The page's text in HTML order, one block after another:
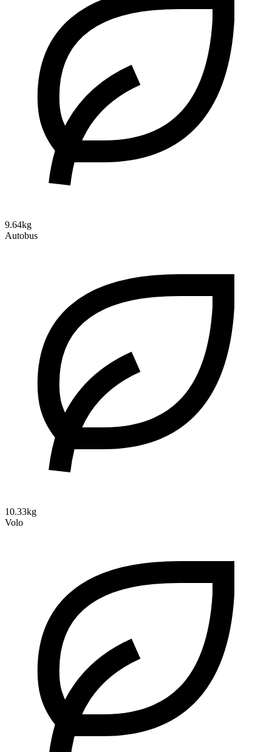
9.64kg
Autobus
10.33kg
Volo